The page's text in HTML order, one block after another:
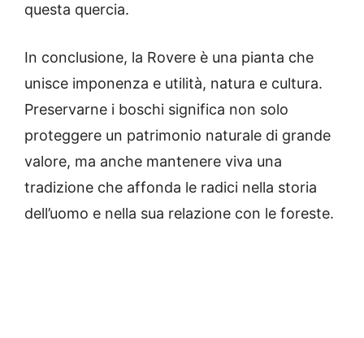
questa quercia.
In conclusione, la Rovere è una pianta che
unisce imponenza e utilità, natura e cultura.
Preservarne i boschi significa non solo
proteggere un patrimonio naturale di grande
valore, ma anche mantenere viva una
tradizione che affonda le radici nella storia
dell’uomo e nella sua relazione con le foreste.